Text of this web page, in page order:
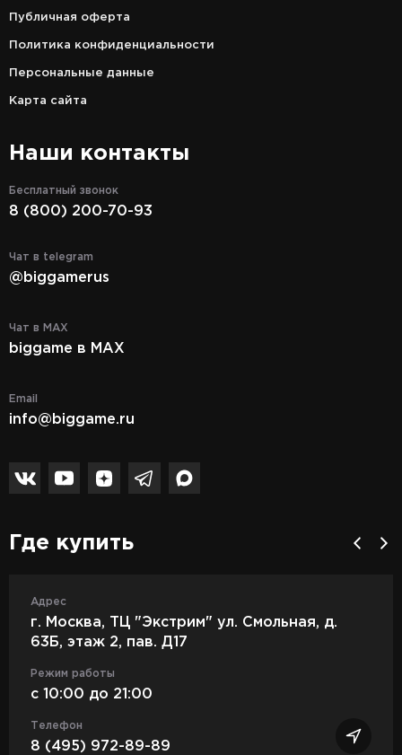
Публичная оферта
Политика конфиденциальности
Персональные данные
Карта сайта
Наши контакты
Бесплатный звонок
8 (800) 200-70-93
Чат в telegram
@biggamerus
Чат в MAX
biggame в MAX
Email
info@biggame.ru
Где купить
Адрес
г. Москва, ТЦ "Экстрим" ул. Смольная, д.
63Б, этаж 2, пав. Д17
Режим работы
c 10:00 до 21:00
Телефон
8 (495) 972-89-89